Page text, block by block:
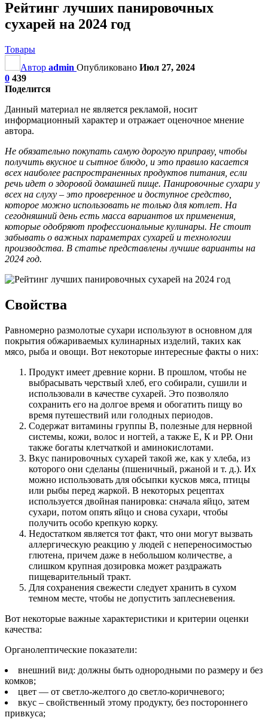
Рейтинг лучших панировочных
сухарей на 2024 год
Товары
Автор admin Опубликовано Июл 27, 2024
0 439
Поделится
Данный материал не является рекламой, носит
информационный характер и отражает оценочное мнение
автора.
Не обязательно покупать самую дорогую приправу, чтобы
получить вкусное и сытное блюдо, и это правило касается
всех наиболее распространенных продуктов питания, если
речь идет о здоровой домашней пище. Панировочные сухари у
всех на слуху – это проверенное и доступное средство,
которое можно использовать не только для котлет. На
сегодняшний день есть масса вариантов их применения,
которые одобряют профессиональные кулинары. Не стоит
забывать о важных параметрах сухарей и технологии
производства. В статье представлены лучшие варианты на
2024 год.
Свойства
Равномерно размолотые сухари используют в основном для
покрытия обжариваемых кулинарных изделий, таких как
мясо, рыба и овощи. Вот некоторые интересные факты о них:
Продукт имеет древние корни. В прошлом, чтобы не
выбрасывать черствый хлеб, его собирали, сушили и
использовали в качестве сухарей. Это позволяло
сохранить его на долгое время и обогатить пищу во
время путешествий или голодных периодов.
Содержат витамины группы В, полезные для нервной
системы, кожи, волос и ногтей, а также Е, К и РР. Они
также богаты клетчаткой и аминокислотами.
Вкус панировочных сухарей такой же, как у хлеба, из
которого они сделаны (пшеничный, ржаной и т. д.). Их
можно использовать для обсыпки кусков мяса, птицы
или рыбы перед жаркой. В некоторых рецептах
используется двойная панировка: сначала яйцо, затем
сухари, потом опять яйцо и снова сухари, чтобы
получить особо крепкую корку.
Недостатком является тот факт, что они могут вызвать
аллергическую реакцию у людей с непереносимостью
глютена, причем даже в небольшом количестве, а
слишком крупная дозировка может раздражать
пищеварительный тракт.
Для сохранения свежести следует хранить в сухом
темном месте, чтобы не допустить заплесневения.
Вот некоторые важные характеристики и критерии оценки
качества:
Органолептические показатели:
внешний вид: должны быть однородными по размеру и без
комков;
цвет — от светло-желтого до светло-коричневого;
вкус – свойственный этому продукту, без постороннего
привкуса;